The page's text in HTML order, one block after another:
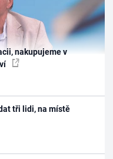
nakupujeme v
tři lidi, na místě